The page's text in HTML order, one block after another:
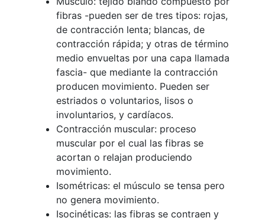
fibras -pueden ser de tres tipos: rojas,
de contracción lenta; blancas, de
contracción rápida; y otras de término
medio envueltas por una capa llamada
fascia- que mediante la contracción
producen movimiento. Pueden ser
estriados o voluntarios, lisos o
involuntarios, y cardíacos.
Contracción muscular: proceso
muscular por el cual las fibras se
acortan o relajan produciendo
movimiento.
Isométricas: el músculo se tensa pero
no genera movimiento.
Isocinéticas: las fibras se contraen y